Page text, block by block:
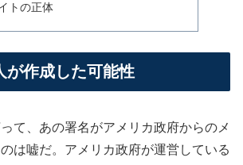
トの正体
が作成した可能性
て、あの署名がアメリカ政府からのメ
は嘘だ。アメリカ政府が運営している